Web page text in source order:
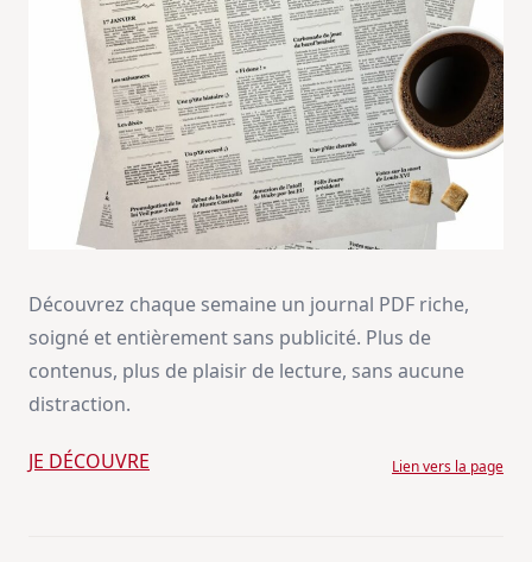
Découvrez chaque semaine un journal PDF riche,
soigné et entièrement sans publicité. Plus de
contenus, plus de plaisir de lecture, sans aucune
distraction.
JE DÉCOUVRE Lien vers la page